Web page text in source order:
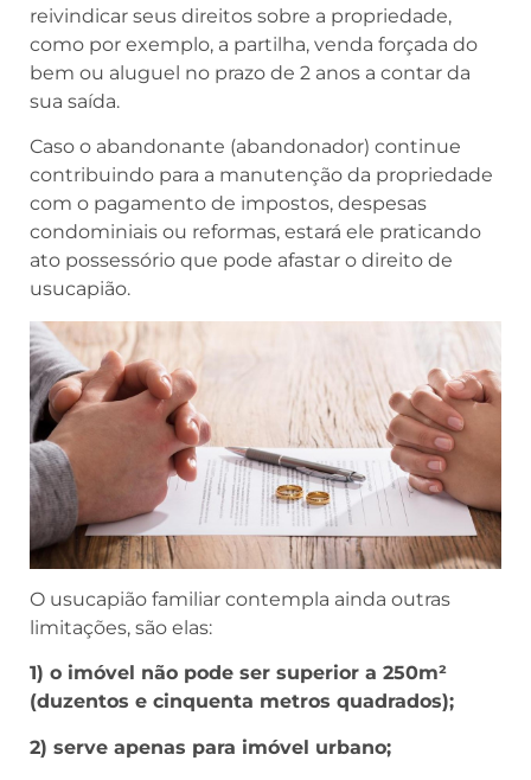
reivindicar seus direitos sobre a propriedade,
como por exemplo, a partilha, venda forçada do
bem ou aluguel no prazo de 2 anos a contar da
sua saída.
Caso o abandonante (abandonador) continue
contribuindo para a manutenção da propriedade
com o pagamento de impostos, despesas
condominiais ou reformas, estará ele praticando
ato possessório que pode afastar o direito de
usucapião.
O usucapião familiar contempla ainda outras
limitações, são elas:
1) o imóvel não pode ser superior a 250m²
(duzentos e cinquenta metros quadrados);
2) serve apenas para imóvel urbano;